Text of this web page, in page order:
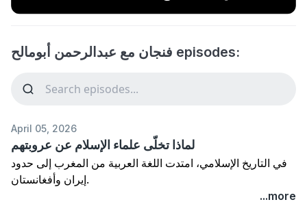
فنجان مع عبدالرحمن أبومالح episodes:
April 05, 2026
لماذا تخلّى علماء الإسلام عن عروبتهم
في التاريخ الإسلامي، امتدت اللغة العربية من المغرب إلى حدود
إيران وأفغانستان.
...more